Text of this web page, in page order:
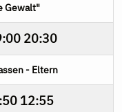
Gewalt"
20:30
- Eltern
12:55